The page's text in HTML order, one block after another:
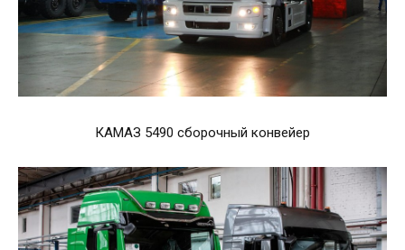
КАМАЗ 5490 сборочный конвейер